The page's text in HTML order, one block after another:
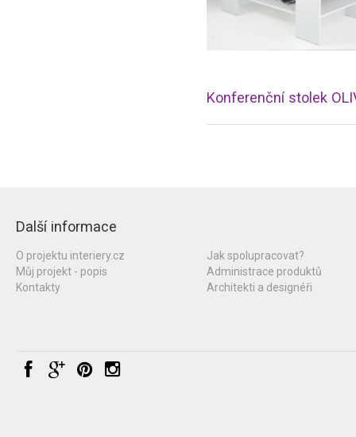
Konferenční stolek
Další informace
O projektu interiery.cz
Můj projekt - popis
Kontakty
Jak spolupracovat?
Administrace produktů
Architekti a designéři